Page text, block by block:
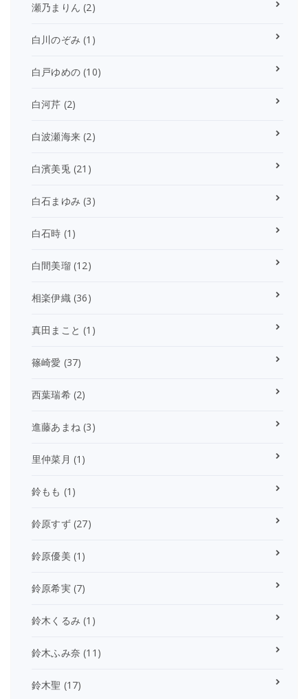
瀬乃まりん (2)
白川のぞみ (1)
白戸ゆめの (10)
白河芹 (2)
白波瀬海来 (2)
白濱美兎(21)
白石まゆみ (3)
白石時 (1)
白間美瑠(12)
相楽伊織(36)
真田まこと (1)
篠崎愛 (37)
西葉瑞希(2)
進藤あまね (3)
里仲菜月 (1)
鈴もも (1)
鈴原すず(27)
鈴原優美 (1)
鈴原希実(7)
鈴木くるみ (1)
鈴木ふみ奈 (11)
鈴木聖 (17)